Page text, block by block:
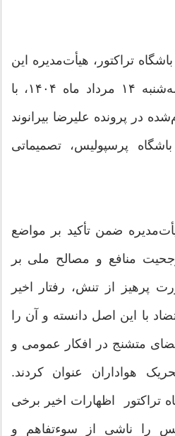
تراکتور، هیأت‌مدیره این
باشگاه در جلسه روز سه‌شنبه ۱۴ مرداد ماه ۱۴۰۴، با
در پرونده علیرضا بیرانوند
پرسپولیس، تصمیماتی
ضمن تأکید بر مواضع
منافع و مصالح ملی بر
پرهیز از تنش، رفتار اخیر
با این اصل دانسته و آن را
متشنج در افکار عمومی و
هواداران عنوان کردند.
تراکتور اظهارات اخیر برخی
را ناشی از سوءتفاهم و